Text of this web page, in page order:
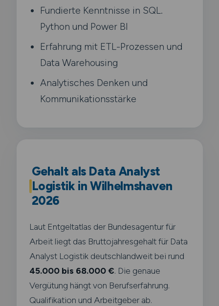
Fundierte Kenntnisse in SQL.
Python und Power BI
Erfahrung mit ETL-Prozessen und
Data Warehousing
Analytisches Denken und
Kommunikationsstärke
Gehalt als Data Analyst
Logistik in Wilhelmshaven
2026
Laut Entgeltatlas der Bundesagentur für
Arbeit liegt das Bruttojahresgehalt für Data
Analyst Logistik deutschlandweit bei rund
45.000 bis 68.000 €. Die genaue
Vergütung hängt von Berufserfahrung.
Qualifikation und Arbeitgeber ab.